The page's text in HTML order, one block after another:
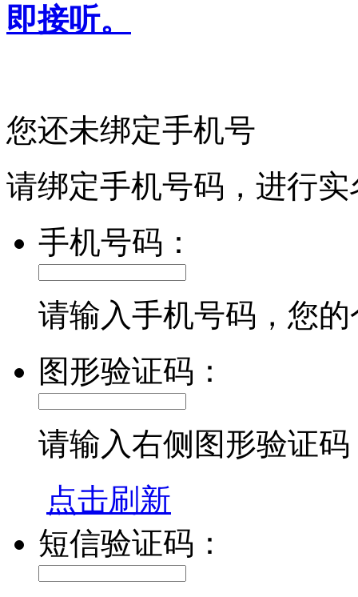
即接听。
您还未绑定手机号
请绑定手机号码，进行
手机号码：
请输入手机号码，您
图形验证码：
请输入右侧图形验证码
点击刷新
短信验证码：